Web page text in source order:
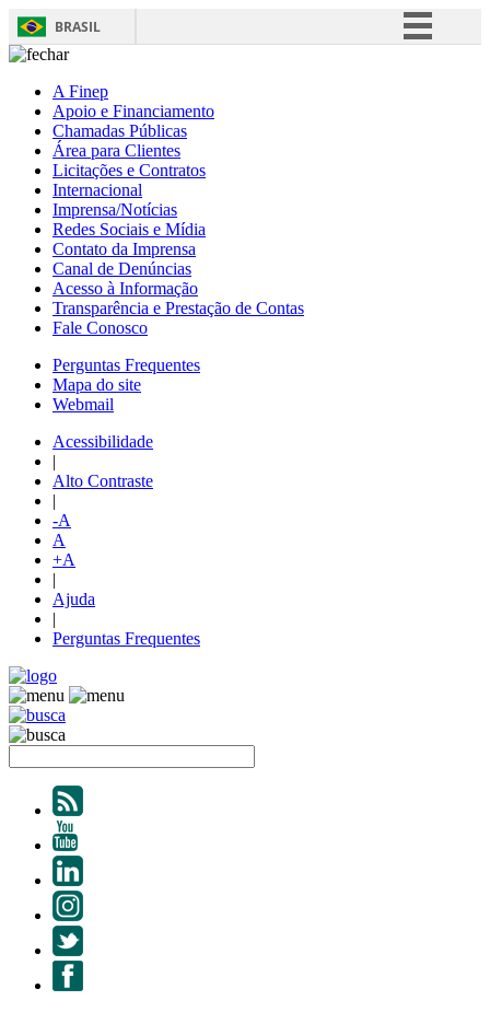
BRASIL
A Finep
Apoio e Financiamento
Chamadas Públicas
Área para Clientes
Licitações e Contratos
Internacional
Imprensa/Notícias
Redes Sociais e Mídia
Contato da Imprensa
Canal de Denúncias
Acesso à Informação
Transparência e Prestação de Contas
Fale Conosco
Perguntas Frequentes
Mapa do site
Webmail
Acessibilidade
|
Alto Contraste
|
-A
A
+A
|
Ajuda
|
Perguntas Frequentes